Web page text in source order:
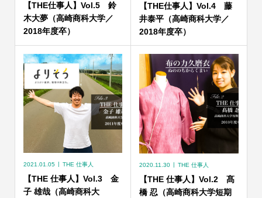
【THE仕事人】Vol.5 鈴
木大夢（高崎商科大学／
2018年度卒）
【THE仕事人】Vol.4 藤
井泰平（高崎商科大学／
2018年度卒）
2021.01.05 THE 仕事人
【THE 仕事人】Vol.3 金
子 雄哉（高崎商科大
2020.11.30 THE 仕事人
【THE 仕事人】Vol.2 髙
橋 忍（高崎商科大学短期